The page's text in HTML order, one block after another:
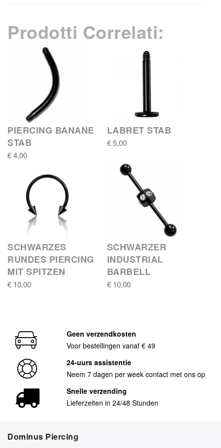
Prodotti Correlati:
PIERCING BANANE
STAB
€ 4,00
LABRET STAB
€ 5,00
SCHWARZES
RUNDES PIERCING
MIT SPITZEN
€ 10,00
SCHWARZER
INDUSTRIAL
BARBELL
€ 10,00
Geen verzendkosten
Voor bestellingen vanaf € 49
24-uurs assistentie
Neem 7 dagen per week contact met ons op
Snelle verzending
Lieferzeiten in 24/48 Stunden
Dominus Piercing